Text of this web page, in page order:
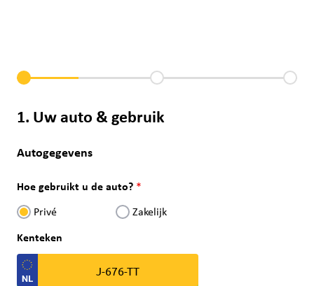
1. Uw auto & gebruik
Autogegevens
Hoe gebruikt u de auto?
Privé Zakelijk
Kenteken